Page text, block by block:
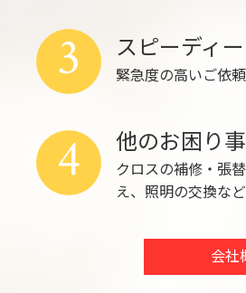
スピーディ
緊急度の高いご依
3
他のお困り
クロスの補修・張
え、照明の交換な
4
会社